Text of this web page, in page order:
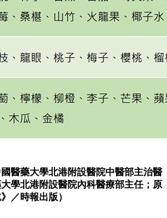
醫藥大學北港附設醫院中醫部主治醫
學北港附設醫院內科醫療部主任；原
／時報出版）